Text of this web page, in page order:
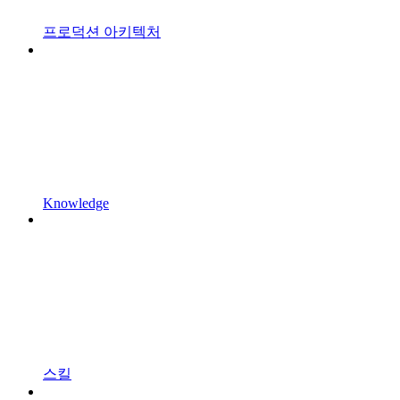
프로덕션 아키텍처
Knowledge
스킬